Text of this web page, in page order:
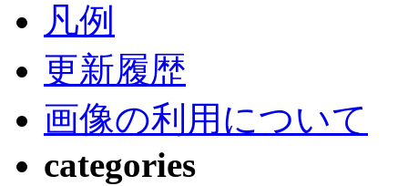
凡例
更新履歴
画像の利用について
categories